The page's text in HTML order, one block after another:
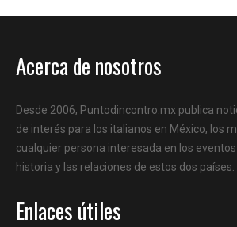
Acerca de nosotros
Desde 2006, Puntodincontro.mx publica
de interés para los italianos en México, los
cualquier persona interesada en los
historia y las relaciones de estos dos países.
Enlaces útiles